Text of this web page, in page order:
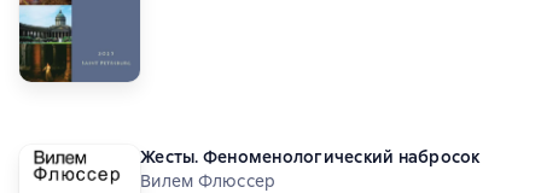
Жесты. Феноменологический набросок
Вилем Флюссер